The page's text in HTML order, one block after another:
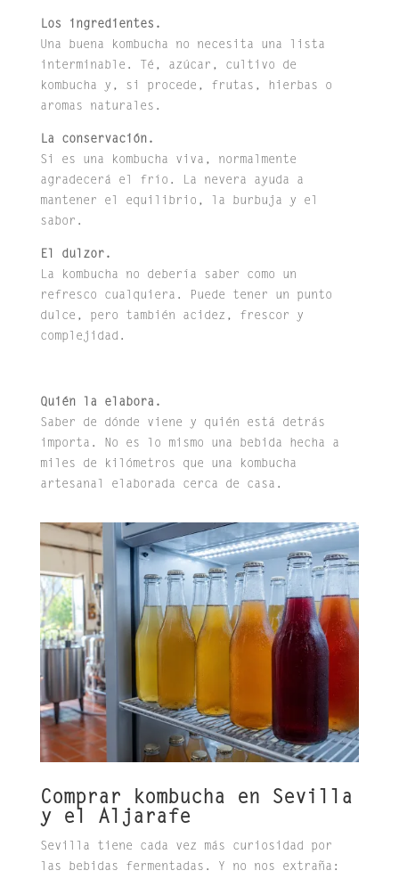
Los ingredientes.
Una buena kombucha no necesita una lista
interminable. Té, azúcar, cultivo de
kombucha y, si procede, frutas, hierbas o
aromas naturales.
La conservación.
Si es una kombucha viva, normalmente
agradecerá el frío. La nevera ayuda a
mantener el equilibrio, la burbuja y el
sabor.
El dulzor.
La kombucha no debería saber como un
refresco cualquiera. Puede tener un punto
dulce, pero también acidez, frescor y
complejidad.
Quién la elabora.
Saber de dónde viene y quién está detrás
importa. No es lo mismo una bebida hecha a
miles de kilómetros que una kombucha
artesanal elaborada cerca de casa.
Comprar kombucha en Sevilla
y el Aljarafe
Sevilla tiene cada vez más curiosidad por
las bebidas fermentadas. Y no nos extraña: